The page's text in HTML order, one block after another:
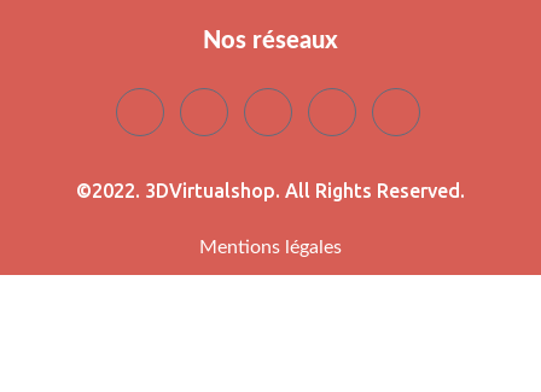
Nos réseaux
©2022. 3DVirtualshop. All Rights Reserved.
Mentions légales